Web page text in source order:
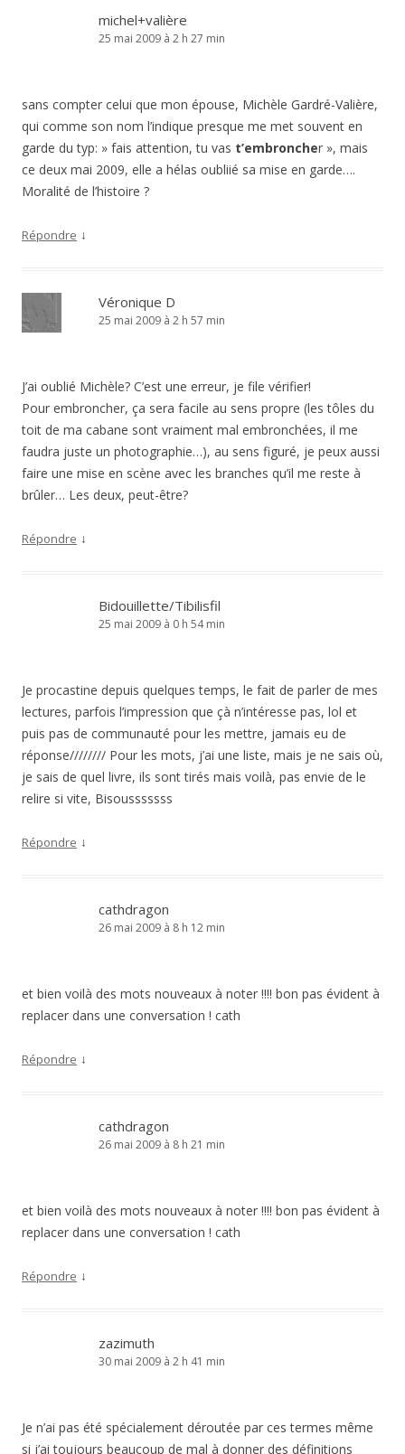
michel+valière
25 mai 2009 à 2 h 27 min
sans compter celui que mon épouse, Michèle Gardré-Valière,
qui comme son nom l’indique presque me met souvent en
garde du typ: » fais attention, tu vas t’embroncher », mais
ce deux mai 2009, elle a hélas oubliié sa mise en garde….
Moralité de l’histoire ?
Répondre ↓
Véronique D
25 mai 2009 à 2 h 57 min
J’ai oublié Michèle? C’est une erreur, je file vérifier!
Pour embroncher, ça sera facile au sens propre (les tôles du
toit de ma cabane sont vraiment mal embronchées, il me
faudra juste un photographie…), au sens figuré, je peux aussi
faire une mise en scène avec les branches qu’il me reste à
brûler… Les deux, peut-être?
Répondre ↓
Bidouillette/Tibilisfil
25 mai 2009 à 0 h 54 min
Je procastine depuis quelques temps, le fait de parler de mes
lectures, parfois l’impression que çà n’intéresse pas, lol et
puis pas de communauté pour les mettre, jamais eu de
réponse//////// Pour les mots, j’ai une liste, mais je ne sais où,
je sais de quel livre, ils sont tirés mais voilà, pas envie de le
relire si vite, Bisousssssss
Répondre ↓
cathdragon
26 mai 2009 à 8 h 12 min
et bien voilà des mots nouveaux à noter !!!! bon pas évident à
replacer dans une conversation ! cath
Répondre ↓
cathdragon
26 mai 2009 à 8 h 21 min
et bien voilà des mots nouveaux à noter !!!! bon pas évident à
replacer dans une conversation ! cath
Répondre ↓
zazimuth
30 mai 2009 à 2 h 41 min
Je n’ai pas été spécialement déroutée par ces termes même
si j’ai toujours beaucoup de mal à donner des définitions